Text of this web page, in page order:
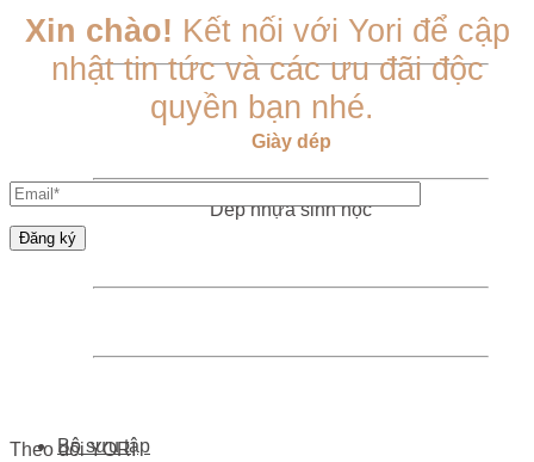
Giày dép
Dép nhựa sinh học
Bộ sưu tập
tùy
chọn
sản
phẩm
Xin chào! Kết nối với Yori để cập
nhật tin tức và các ưu đãi độc
quyền bạn nhé.
Theo dõi YORI